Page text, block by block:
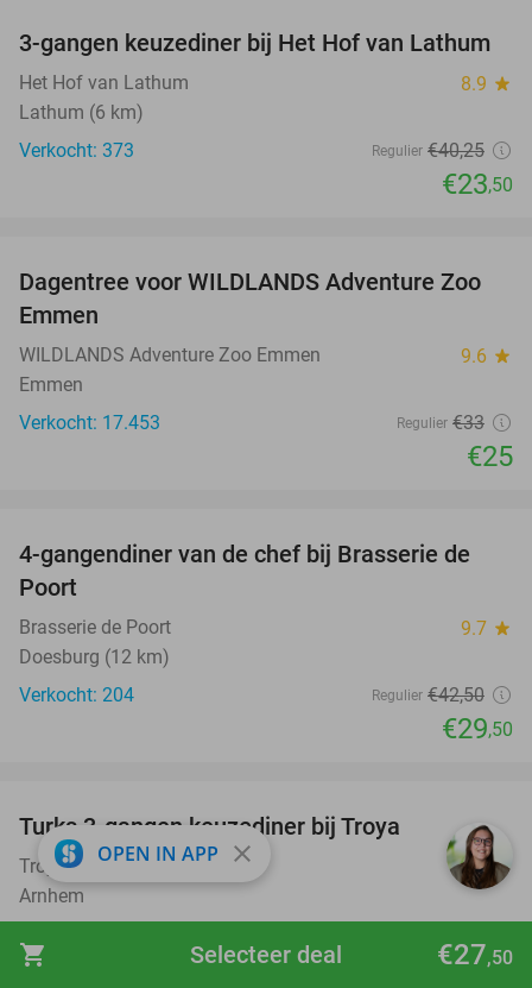
shopping_cart €27,50
Selecteer deal
42%
3-gangen keuzediner bij Het Hof van Lathum
Het Hof van Lathum 8.9 star
Lathum (6 km)
Verkocht: 373
Regulier €40,25
€23,50
24%
Dagentree voor WILDLANDS Adventure Zoo
Emmen
WILDLANDS Adventure Zoo Emmen 9.6 star
Emmen
Verkocht: 17.453
Regulier €33
€25
31%
4-gangendiner van de chef bij Brasserie de
Poort
Brasserie de Poort 9.7 star
Doesburg (12 km)
Verkocht: 204
Regulier €42,50
€29,50
36%
Turks 3-gangen keuzediner bij Troya
Troya Arnhem 8.1 star
Arnhem
€21,95
OPEN IN APP close